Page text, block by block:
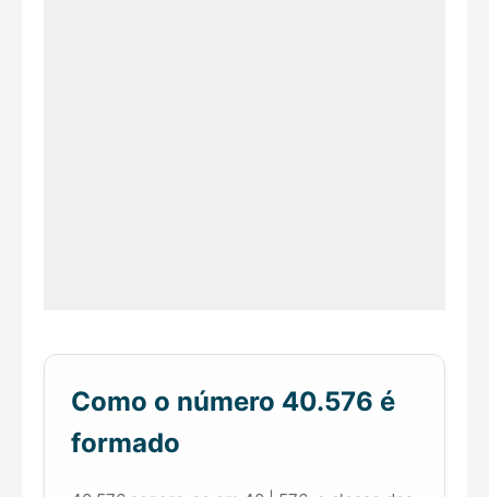
Como o número 40.576 é
formado